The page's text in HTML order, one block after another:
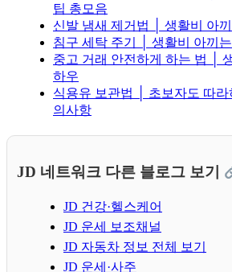
팁 총모음
신발 냄새 제거법 │ 생활비 아
침구 세탁 주기 │ 생활비 아끼
중고 거래 안전하게 하는 법 │
하우
식용유 보관법 │ 초보자도 따
의사항
JD 네트워크 다른 블로그 보기
JD 건강·헬스케어
JD 운세 보조채널
JD 자동차 정보 전체 보기
JD 운세·사주